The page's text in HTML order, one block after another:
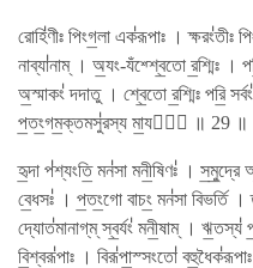
রোহি॑ণীঃ পিংগ॒লা এক॑রূপাঃ । ক্ষরং॑তীঃ
নাব্যা॑নাম্ । অ॒যং-যঁশ্শ্বে॒তো র॒শ্মিঃ ।
অ॒স্মাকং॑ দদাতু । শ্বে॒তো র॒শ্মিঃ পরি॒
প॒তং॒গম॒ক্তমসু॑রস্য মা॒যযা᳚ ॥ 29 ॥
হৃ॒দা প॑শ্যংতি॒ মন॑সা মনী॒ষিণঃ॑ । স॒মু॒দ্রে
বে॒ধসঃ॑ । প॒তং॒গো বাচং॒ মন॑সা বিভর্তি ।
দ্যোত॑মানাগ্​ম্ স্ব॒র্যং॑ মনী॒ষাম্ ।
বি॒শ্বরূ॑পাঃ । বিরূ॑পা॒স্সংতো॑